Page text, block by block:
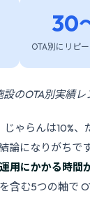
30
OTA別にリピ
のOTA別実績
じゃらんは10%
論になりがちで
用にかかる時間
含む5つの軸で